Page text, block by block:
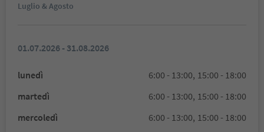
Luglio & Agosto
01.07.2026 - 31.08.2026
lunedì 6:00 - 13:00, 15:00 - 18:00
martedì
6:00 - 13:00, 15:00 - 18:00
mercoledì
6:00 - 13:00, 15:00 - 18:00